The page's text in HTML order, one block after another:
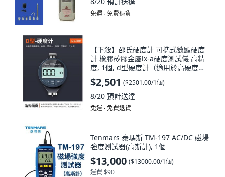
免運 ∙ 免費退貨
【下殺】邵氏硬度計 可擕式數顯硬度
計 橡膠矽膠金屬lx-a硬度測試儀 高精
度, 1個, d型硬度計（適用於高硬度資
料）
$2,501 ($2501.00/1個)
8/20 預計送達
免運 ∙ 免費退貨
Tenmars 泰瑪斯 TM-197 AC/DC 磁場
強度測試器(高斯計), 1個
$13,000 ($13000.00/1個)
運費 $90